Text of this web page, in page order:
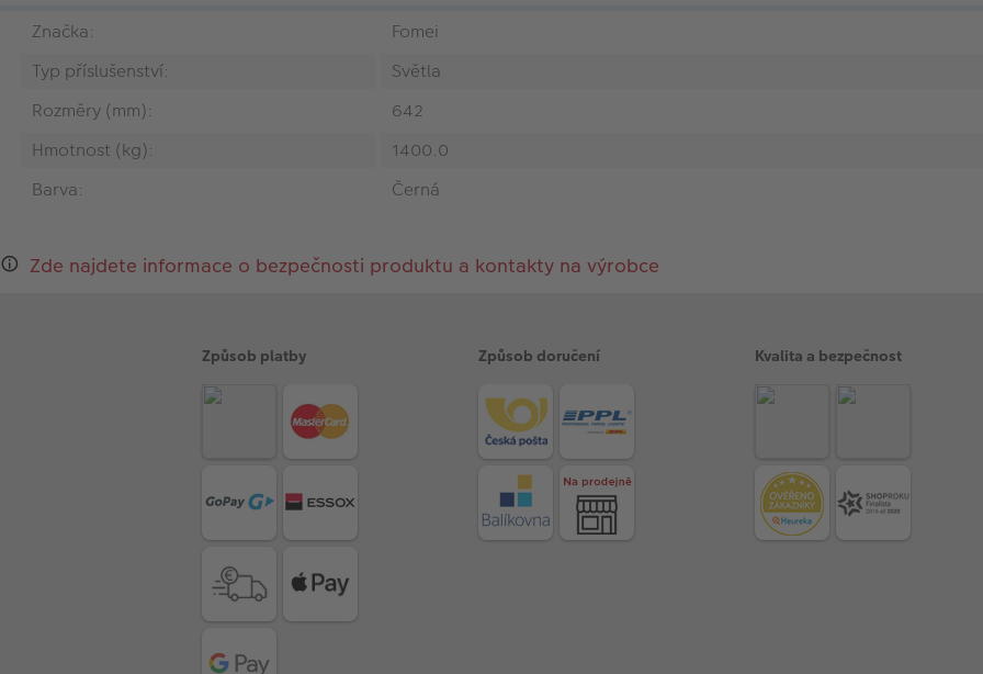
Značka:
Fomei
Typ příslušenství:
Světla
Rozměry (mm):
642
Hmotnost (kg):
1400.0
Barva:
Černá
Zde najdete informace o bezpečnosti produktu a kontakty na výrobce
Způsob platby Způsob doručení Kvalita a bezpečnost